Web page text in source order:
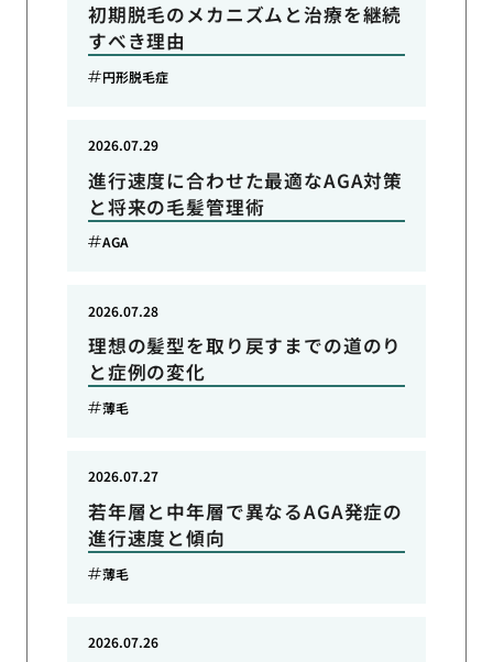
初期脱毛のメカニズムと治療を継続
すべき理由
円形脱毛症
進行速度に合わせた最適なAGA対策
と将来の毛髪管理術
2026.07.29
AGA
理想の髪型を取り戻すまでの道のり
と症例の変化
2026.07.28
薄毛
若年層と中年層で異なるAGA発症の
進行速度と傾向
2026.07.27
薄毛
2026.07.26